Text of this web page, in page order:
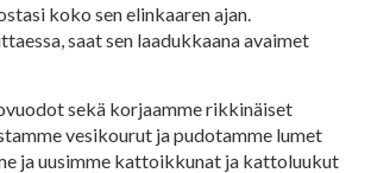
koko sen elinkaaren ajan.
saat sen laadukkaana avaimet
sekä korjaamme rikkinäiset
vesikourut ja pudotamme lumet
ja uusimme kattoikkunat ja kattoluukut